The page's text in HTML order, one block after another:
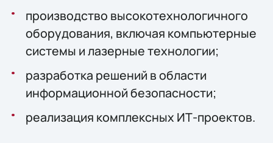
производство высокотехнологичного
оборудования, включая компьютерные
системы и лазерные технологии;
разработка решений в области
информационной безопасности;
реализация комплексных ИТ-проектов.